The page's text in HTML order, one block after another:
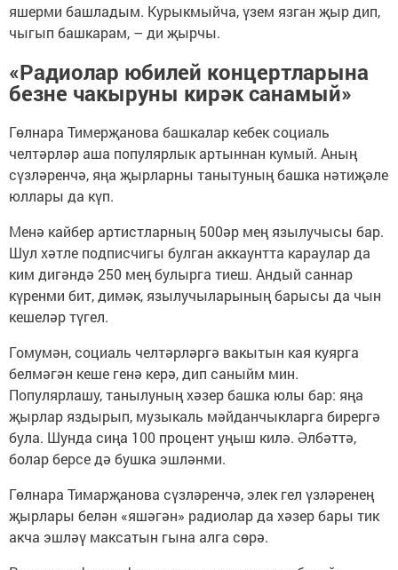
яшерми башладым. Курыкмыйча, үзем язган җыр дип,
чыгып башкарам, – ди җырчы.
«Радиолар юбилей концертларына
безне чакыруны кирәк санамый»
Гөлнара Тимерҗанова башкалар кебек социаль
челтәрләр аша популярлык артыннан кумый. Аның
сүзләренчә, яңа җырларны танытуның башка нәтиҗәле
юллары да күп.
Менә кайбер артистларның 500әр мең язылучысы бар.
Шул хәтле подписчигы булган аккаунтта караулар да
ким дигәндә 250 мең булырга тиеш. Андый саннар
күренми бит, димәк, язылучыларының барысы да чын
кешеләр түгел.
Гомумән, социаль челтәрләргә вакытын кая куярга
белмәгән кеше генә керә, дип саныйм мин.
Популярлашу, танылуның хәзер башка юлы бар: яңа
җырлар яздырып, музыкаль мәйданчыкларга бирергә
була. Шунда сиңа 100 процент уңыш килә. Әлбәттә,
болар берсе дә бушка эшләнми.
Гөлнара Тимарҗанова сүзләренчә, элек гел үзләренең
җырлары белән «яшәгән» радиолар да хәзер бары тик
акча эшләү максатын гына алга сөрә.